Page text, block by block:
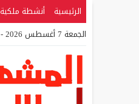
الرئيسية أنشطة ملكية
الجمعة 7 أغسطس 2026 - 13:52 مساءً